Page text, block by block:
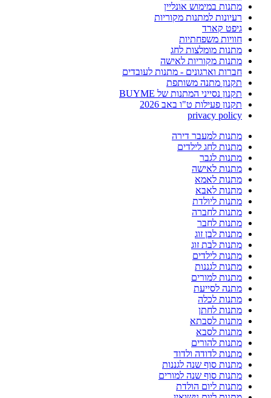
מתנות במימוש אונליין
רעיונות למתנות מקוריות
גיפט קארד
חוויות משפחתיות
מתנות מומלצות לחג
מתנות מקוריות לאישה
חברות וארגונים - מתנות לעובדים
תקנון מתנה משותפת
תקנון נסייני המתנות של BUYME
תקנון פעילות ט"ו באב 2026
privacy policy
מתנות למעבר דירה
מתנות לחג לילדים
מתנות לגבר
מתנות לאישה
מתנות לאמא
מתנות לאבא
מתנות ליולדת
מתנות לחברה
מתנות לחבר
מתנות לבן זוג
מתנות לבת זוג
מתנות לילדים
מתנות לגננות
מתנות למורים
מתנה לסייעת
מתנות לכלה
מתנות לחתן
מתנות לסבתא
מתנות לסבא
מתנות להורים
מתנות לדודה ולדוד
מתנות סוף שנה לגננות
מתנות סוף שנה למורים
מתנות ליום הולדת